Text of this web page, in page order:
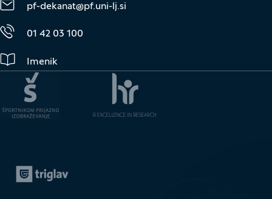
pf-dekanat@pf.uni-lj.si
01 42 03 100
Imenik